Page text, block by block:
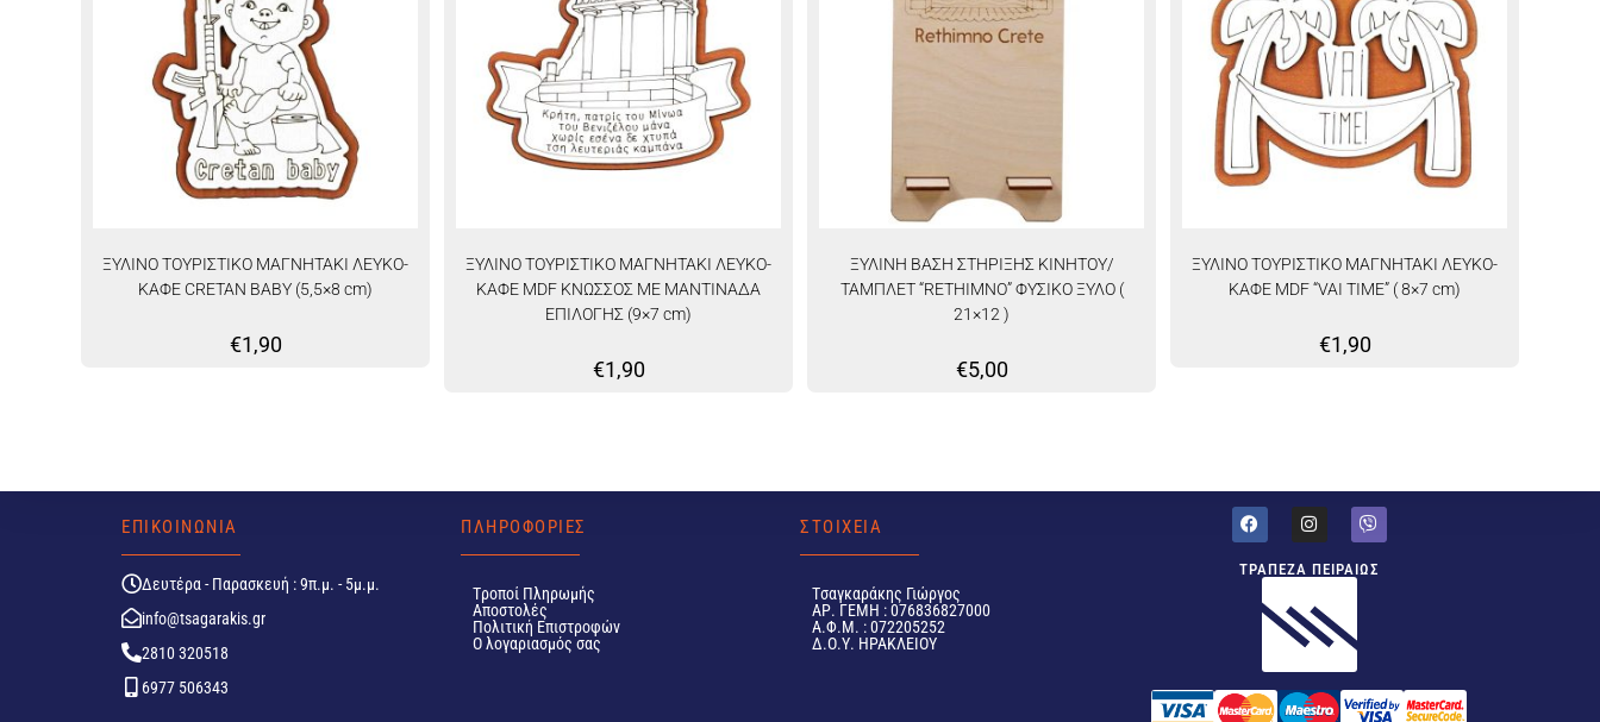
ΞΥΛΙΝΟ ΤΟΥΡΙΣΤΙΚΟ ΜΑΓΝΗΤΑΚΙ ΛΕΥΚΟ-
ΚΑΦΕ CRETAN BABY (5,5×8 cm)
€1,90
ΞΥΛΙΝΟ ΤΟΥΡΙΣΤΙΚΟ ΜΑΓΝΗΤΑΚΙ ΛΕΥΚΟ-
ΚΑΦΕ MDF ΚΝΩΣΣΟΣ ΜΕ ΜΑΝΤΙΝΑΔΑ
ΕΠΙΛΟΓΗΣ (9×7 cm)
€1,90
ΞΥΛΙΝΗ ΒΑΣΗ ΣΤΗΡΙΞΗΣ ΚΙΝΗΤΟΥ/
ΤΑΜΠΛΕΤ “RETHIMNO” ΦΥΣΙΚΟ ΞΥΛΟ (
21×12 )
€5,00
ΞΥΛΙΝΟ ΤΟΥΡΙΣΤΙΚΟ ΜΑΓΝΗΤΑΚΙ ΛΕΥΚΟ-
ΚΑΦΕ MDF “VAI TIME” ( 8×7 cm)
€1,90
ΕΠΙΚΟΙΝΩΝΙΑ
Δευτέρα - Παρασκευή : 9π.μ. - 5μ.μ.
info@tsagarakis.gr
2810 320518
6977 506343
ΠΛΗΡΟΦΟΡΙΕΣ
Tροποί Πληρωμής
Αποστολές
Πολιτική Επιστροφών
Ο λογαριασμός σας
ΣΤΟΙΧΕΙΑ
Tσαγκαράκης Γιώργος
ΑΡ. ΓΕΜΗ : 076836827000
Α.Φ.Μ. : 072205252
Δ.Ο.Υ. ΗΡΑΚΛΕΙΟΥ
ΤΡΑΠΕΖΑ ΠΕΙΡΑΙΩΣ